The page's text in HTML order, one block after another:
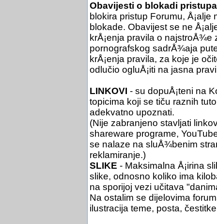
Obavijesti o blokadi pristupa
blokira pristup Forumu,
blokade. Obavijest se ne
krÅ¡enja pravila o
pornografskog sadrÅ¾aja
krÅ¡enja pravila, za koje je
odlučio ogluÅ¡iti na jasna
LINKOVI - su dopuÅ¡teni na
topicima koji se tiču raznih
adekvatno upoznati.
(Nije zabranjeno stavljati
shareware programe,
se nalaze na sluÅ¾benim
reklamiranje.)
SLIKE - Maksimalna Å¡irina
slike, odnosno koliko ima
na sporijoj vezi učitava
Na ostalim se dijelovima
ilustracija teme, posta,